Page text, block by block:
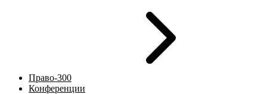
Право-300
Конференции